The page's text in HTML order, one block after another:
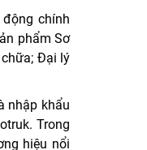
chính
phẩm Sơ
Đại lý
nhập khẩu
Trong
hiệu nổi